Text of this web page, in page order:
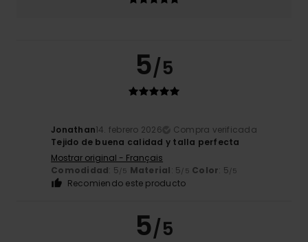
5/5
Jonathan14. febrero 2026
Compra verificada
Tejido de buena calidad y talla perfecta
Mostrar original - Français
Comodidad: 5/5 Material: 5/5 Color: 5/5
Recomiendo este producto
5/5